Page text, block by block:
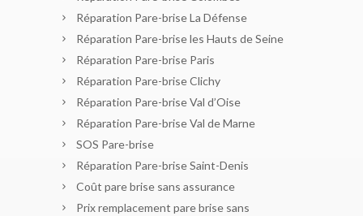
Réparation Pare-brise La Défense
Réparation Pare-brise les Hauts de Seine
Réparation Pare-brise Paris
Réparation Pare-brise Clichy
Réparation Pare-brise Val d’Oise
Réparation Pare-brise Val de Marne
SOS Pare-brise
Réparation Pare-brise Saint-Denis
Coût pare brise sans assurance
Prix remplacement pare brise sans